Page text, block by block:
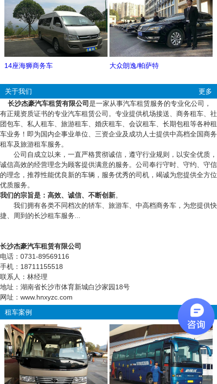
14座海狮商务车 大众朗逸/帕萨特
关于我们
更多
长沙杰豪汽车租赁有限公司是一家从事汽车租赁服务的专业化公司，
有正规资质证书的专业汽车租赁公司。专业提供机场接送、商务租车、社
团包车、私人租车、旅游租车、婚庆租车、会议租车、长期包租等各种租
车业务！即为国内企事业单位、三资企业及成功人士提供中高档全国商务
租车及旅游租车服务。
公司自成立以来，一直严格贯彻诚信，遵守行业规则，以安全优质，
诚信高效的经营理念为顾客提供满意的服务。公司奉行守时、守约、守信
的理念，推荐性能优良新的车辆，服务优秀的司机，竭诚为您提供全方位
优质服务。
我们的宗旨是：高效、诚信、不断创新。
我们拥有各类不同档次的轿车、旅游车、中高档商务车，为您提供快
捷、周到的长沙租车服务...
长沙杰豪汽车租赁有限公司
电话：0731-89569116
手机：18711155518
联系人：林经理
地址：湖南省长沙市体育新城白沙家园18号
网址：www.hnxyzc.com
租车案例
更多